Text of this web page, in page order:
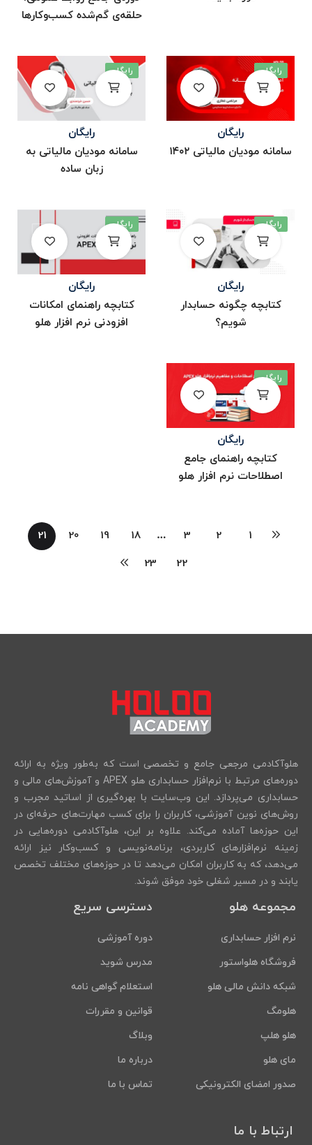
حلقه‌ی گم‌شده کسب‌و‌کارها
رایگان
رایگان
سامانه مودیان مالیاتی ۱۴۰۲
رایگان
رایگان
سامانه مودیان مالیاتی به
زبان ساده
رایگان
رایگان
کتابچه چگونه حسابدار
شویم؟
رایگان
رایگان
کتابچه راهنمای امکانات
افزودنی نرم افزار هلو
رایگان
رایگان
کتابچه راهنمای جامع
اصطلاحات نرم افزار هلو
1
2
3
…
18
19
20
21
22
23
هلوآکادمی مرجعی جامع و تخصصی است که به‌طور ویژه به ارائه
دوره‌های مرتبط با نرم‌افزار حسابداری هلو APEX و آموزش‌های مالی و
حسابداری می‌پردازد. این وب‌سایت با بهره‌گیری از اساتید مجرب و
روش‌های نوین آموزشی، کاربران را برای کسب مهارت‌های حرفه‌ای در
این حوزه‌ها آماده می‌کند. علاوه بر این، هلوآکادمی دوره‌هایی در
زمینه نرم‌افزارهای کاربردی، برنامه‌نویسی و کسب‌وکار نیز ارائه
می‌دهد، که به کاربران امکان می‌دهد تا در حوزه‌های مختلف تخصص
یابند و در مسیر شغلی خود موفق شوند.
مجموعه هلو
نرم افزار حسابداری
فروشگاه هلواستور
شبکه دانش مالی هلو
هلومگ
هلو هلپ
مای هلو
صدور امضای الکترونیکی
دسترسی سریع
دوره آموزشی
مدرس شوید
استعلام گواهی نامه
قوانین و مقررات
وبلاگ
درباره ما
تماس با ما
ارتباط با ما